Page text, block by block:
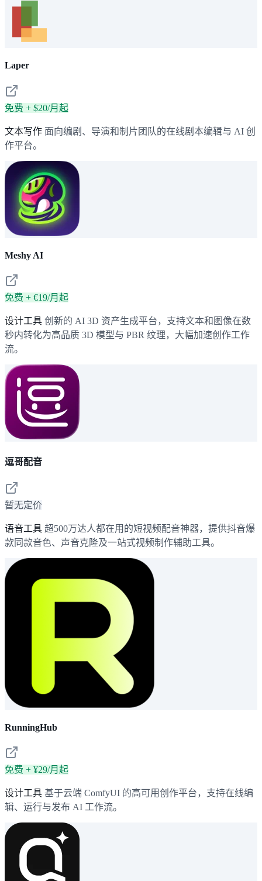
Laper
免费 + $20/月起
文本写作 面向编剧、导演和制片团队的在线剧本编辑与 AI 创
作平台。
Meshy AI
免费 + €19/月起
设计工具 创新的 AI 3D 资产生成平台，支持文本和图像在数
秒内转化为高品质 3D 模型与 PBR 纹理，大幅加速创作工作
流。
逗哥配音
暂无定价
语音工具 超500万达人都在用的短视频配音神器，提供抖音爆
款同款音色、声音克隆及一站式视频制作辅助工具。
RunningHub
免费 + ¥29/月起
设计工具 基于云端 ComfyUI 的高可用创作平台，支持在线编
辑、运行与发布 AI 工作流。